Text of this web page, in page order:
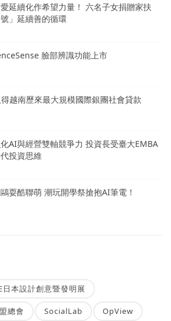
延續化作希望力量！ 六名子女捐贈家扶
號」延續善的循環
臉部辨識功能上市
越南歷來最大規模國際銀團社會貸款
AI與經營雙軸競爭力 投資長受臺大EMBA
投資思維
耍酷聯萌 潮玩開學祭搶抱AI筆電！
日本設計創意暨發明展
總會 SocialLab OpView